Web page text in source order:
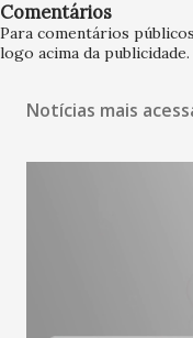
Comentários
Para comentários
logo acima da publicidade.
Notícias mais